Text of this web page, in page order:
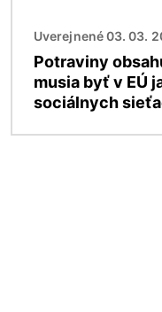
Uverejnené 03. 03.
Potraviny
musia byť v EÚ
sociálnych